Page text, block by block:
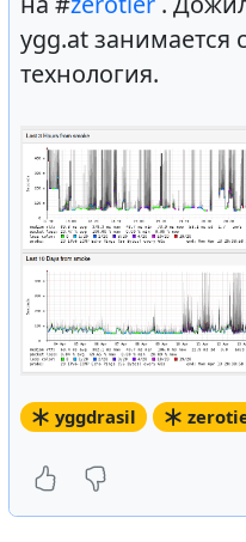
ygg.at занимается
технология.
yggdrasil